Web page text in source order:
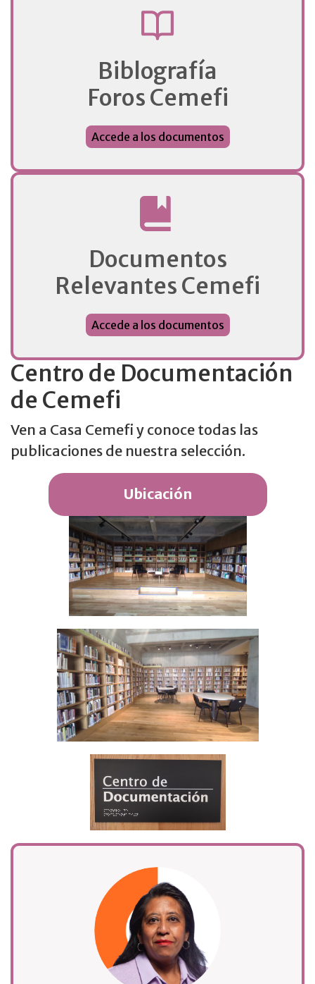
Biblografía
Foros Cemefi
Accede a los documentos
Documentos
Relevantes Cemefi
Accede a los documentos
Centro de Documentación
de Cemefi
Ven a Casa Cemefi y conoce todas las
publicaciones de nuestra selección.
Ubicación